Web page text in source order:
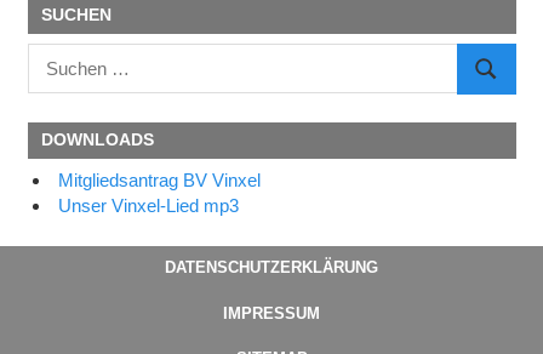
SUCHEN
nach:
DOWNLOADS
Mitgliedsantrag BV Vinxel
Unser Vinxel-Lied mp3
DATENSCHUTZERKLÄRUNG
IMPRESSUM